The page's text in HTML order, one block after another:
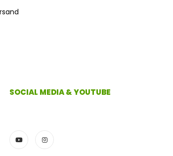
SOCIAL MEDIA & YOUTUBE